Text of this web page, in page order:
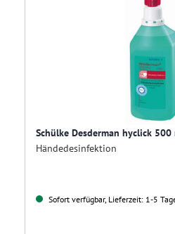
Schülke Desderman hyclick 500
Händedesinfektion
Sofort verfügbar, Lieferzeit: 1-5